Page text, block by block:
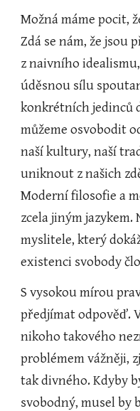
Možná máme pocit,
Zdá se nám, že jsou
z naivního
úděsnou sílu
konkrétních jedinců
můžeme osvobodit
naší kultury, naší
uniknout z našich
Moderní filosofie a
zcela jiným jazykem.
myslitele, který
existenci svobody
S vysokou mírou
předjímat odpověď.
nikoho takového
problémem vážněji,
tak divného. Kdyby
svobodný, musel by